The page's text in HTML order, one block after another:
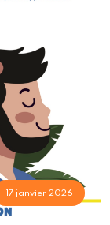
17 janvier 2026